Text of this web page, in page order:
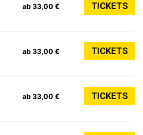
ab 33,00 € TICKETS
ab 33,00 € TICKETS
ab 33,00 € TICKETS